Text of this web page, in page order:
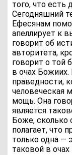
того, что есть
Сегодняшний
Ефесянам
апеллирует к
говорит об
авторитета,
говорит о той
в очах
праведности,
человеческая
мощь. Она
является
Боже, сколько
полагает, что
только одна —
таковой в